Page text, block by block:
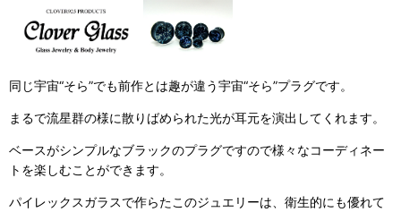
同じ宇宙“そら”でも前作とは趣が違う宇宙“そら”プラグです。
まるで流星群の様に散りばめられた光が耳元を演出してくれます。
ベースがシンプルなブラックのプラグですので様々なコーディネー
トを楽しむことができます。
パイレックスガラスで作らたこのジュエリーは、衛生的にも優れて